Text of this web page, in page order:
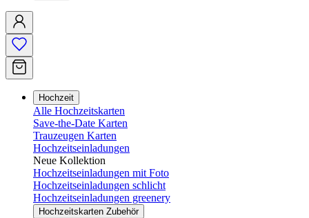
Hochzeit
Alle Hochzeitskarten
Save-the-Date Karten
Trauzeugen Karten
Hochzeitseinladungen
Neue Kollektion
Hochzeitseinladungen mit Foto
Hochzeitseinladungen schlicht
Hochzeitseinladungen greenery
Hochzeitskarten Zubehör